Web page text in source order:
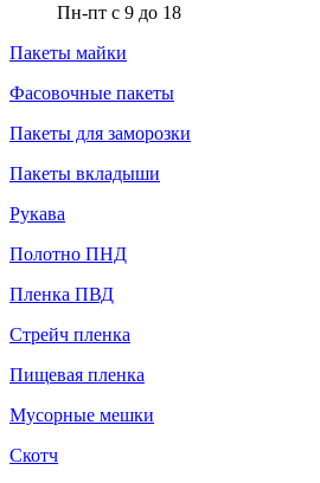
Пн-пт с 9 до 18
Пакеты майки
Фасовочные пакеты
Пакеты для заморозки
Пакеты вкладыши
Рукава
Полотно ПНД
Пленка ПВД
Стрейч пленка
Пищевая пленка
Мусорные мешки
Скотч